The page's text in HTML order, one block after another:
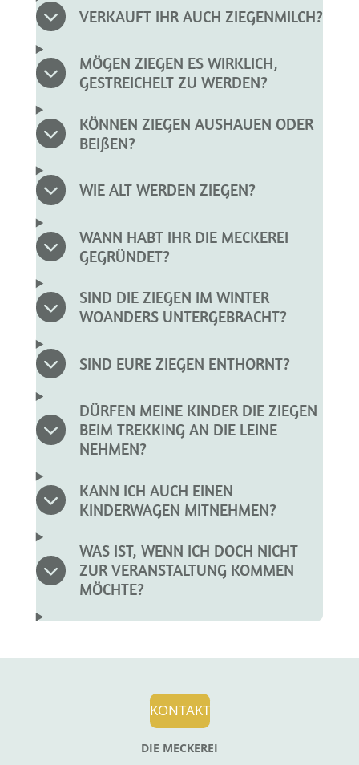
VERKAUFT IHR AUCH ZIEGENMILCH?
MÖGEN ZIEGEN ES WIRKLICH,
GESTREICHELT ZU WERDEN?
KÖNNEN ZIEGEN AUSHAUEN ODER
BEIßEN?
WIE ALT WERDEN ZIEGEN?
WANN HABT IHR DIE MECKEREI
GEGRÜNDET?
SIND DIE ZIEGEN IM WINTER
WOANDERS UNTERGEBRACHT?
SIND EURE ZIEGEN ENTHORNT?
DÜRFEN MEINE KINDER DIE ZIEGEN
BEIM TREKKING AN DIE LEINE
NEHMEN?
KANN ICH AUCH EINEN
KINDERWAGEN MITNEHMEN?
WAS IST, WENN ICH DOCH NICHT
ZUR VERANSTALTUNG KOMMEN
MÖCHTE?
KONTAKT
DIE MECKEREI